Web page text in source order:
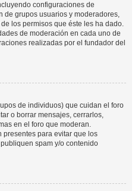
configuraciones de
de grupos usuarios y moderadores,
los permisos que éste les ha dado.
de moderación en cada uno de
realizadas por el fundador del
de individuos) que cuidan el foro
o borrar mensajes, cerrarlos,
en el foro que moderan.
presentes para evitar que los
spam y/o contenido